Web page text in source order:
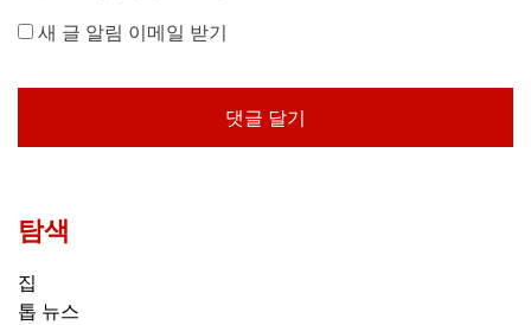
새 글 알림 이메일 받기
탐색
집
톱 뉴스